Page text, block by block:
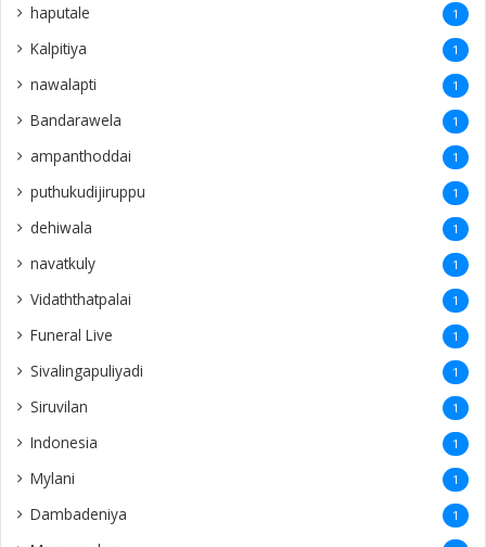
haputale 1
Kalpitiya 1
nawalapti 1
Bandarawela 1
ampanthoddai 1
puthukudijiruppu 1
dehiwala 1
navatkuly 1
Vidaththatpalai 1
Funeral Live 1
Sivalingapuliyadi 1
Siruvilan 1
Indonesia 1
Mylani 1
Dambadeniya 1